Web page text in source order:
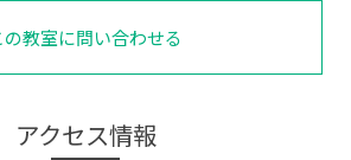
の教室に問い合わせる
アクセス情報